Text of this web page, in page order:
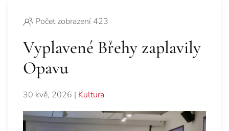
Počet zobrazení 423
Vyplavené Břehy zaplavily
Opavu
30 kvě, 2026 | Kultura